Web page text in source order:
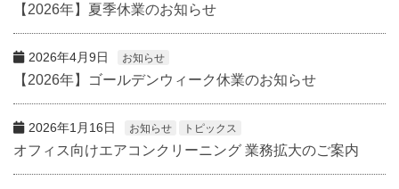
【2026年】夏季休業のお知らせ
2026年4月9日 お知らせ
【2026年】ゴールデンウィーク休業のお知らせ
2026年1月16日 お知らせ トピックス
オフィス向けエアコンクリーニング 業務拡大のご案内